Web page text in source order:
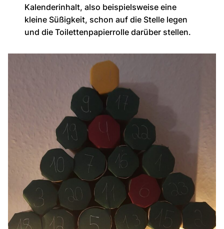
Kalenderinhalt, also beispielsweise eine
kleine Süßigkeit, schon auf die Stelle legen
und die Toilettenpapierrolle darüber stellen.